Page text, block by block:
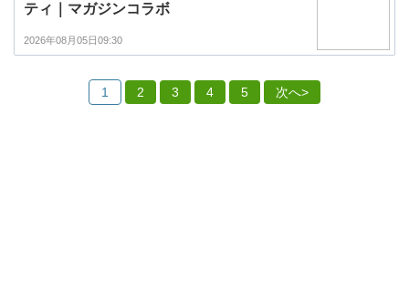
ティ｜マガジンコラボ
2026年08月05日09:30
1 2 3 4 5 次へ>